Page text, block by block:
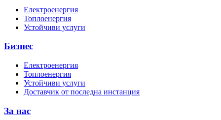
Електроенергия
Топлоенергия
Устойчиви услуги
Бизнес
Електроенергия
Топлоенергия
Устойчиви услуги
Доставчик от последна инстанция
За нас